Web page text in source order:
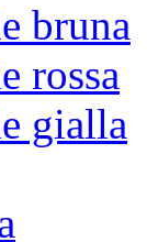
bruna
rossa
gialla